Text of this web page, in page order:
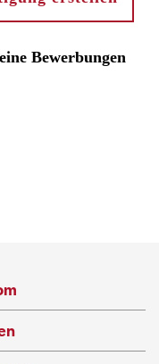
Bewerbungen